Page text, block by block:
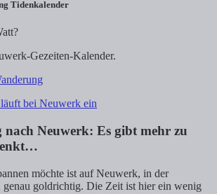
Tidenkalender
Gezeiten-Kalender.
Neuwerk: Es gibt mehr zu
möchte ist auf Neuwerk, in der
genau goldrichtig. Die Zeit ist hier ein wenig